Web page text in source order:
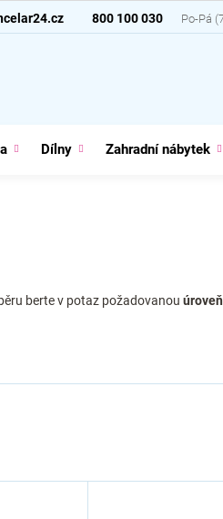
800 100 030
Dílny Zahradní nábytek
berte v potaz požadovanou úroveň